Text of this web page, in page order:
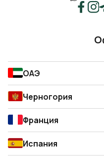
ОАЭ
Черногория
Франция
Испания